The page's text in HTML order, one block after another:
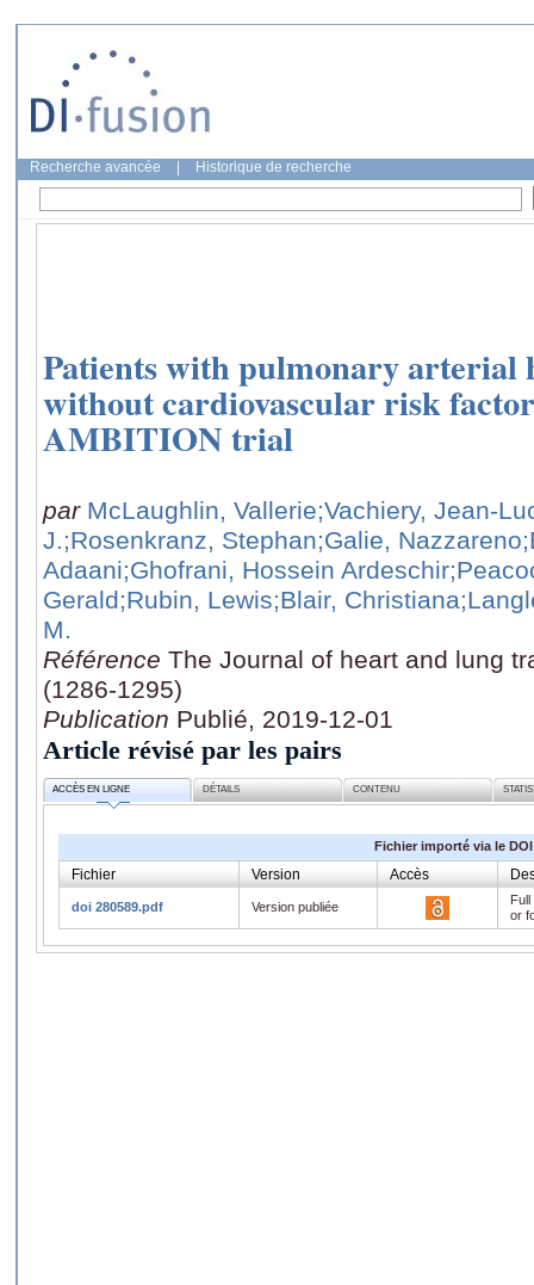
Recherche avancée Historique de recherche
Patients with pulmonary arterial
without cardiovascular risk
AMBITION trial
par McLaughlin, Vallerie;Vachiery, Jean-
J.;Rosenkranz, Stephan;Galie, Nazzareno
Adaani;Ghofrani, Hossein Ardeschir
Gerald;Rubin, Lewis;Blair, Christiana
M.
Référence The Journal of heart and lung
(1286-1295)
Publication Publié, 2019-12-01
Article révisé par les pairs
ACCÈS EN LIGNE DÉTAILS CONTENU
Fichier importé via le DOI
Fichier Version Accès
doi 280589.pdf Version publiée
or